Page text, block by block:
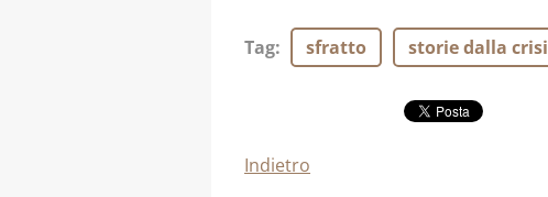
Tag: sfratto storie dalla crisi
Indietro